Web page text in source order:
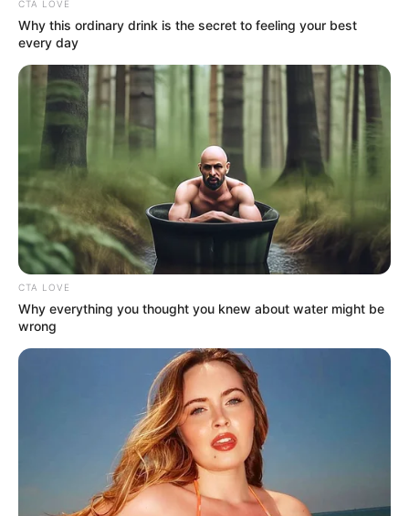
Саме такий кошторис передбачає Регіональна
програма підвищення рівня безпеки дорожнього
руху у Закарпатській області на період до 2023
року, повідомляє офіційний сайт Закарпатської
облради. У рамках цієї ініціативи планується
CTA LOVE
Why this ordinary drink is the secret to feeling your best
every day
CTA LOVE
Why everything you thought you knew about water might be
wrong